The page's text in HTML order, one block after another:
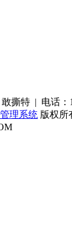
撕特 | 电话：
理系统 版权所